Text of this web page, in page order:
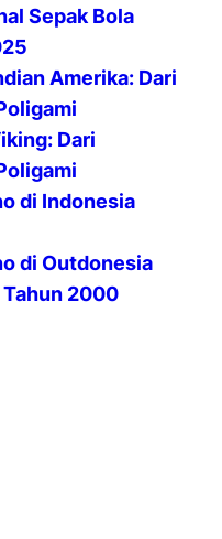
Sepak Bola
Amerika: Dari
Dari
di Indonesia
di Outdonesia
2000